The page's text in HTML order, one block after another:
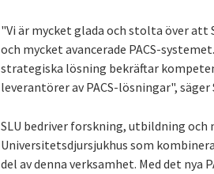
"Vi är mycket glada och stolta över att
och mycket avancerade PACS-
strategiska lösning bekräftar
leverantörer av PACS-lösningar",
SLU bedriver forskning, utbildning
Universitetsdjursjukhus som
del av denna verksamhet. Med det